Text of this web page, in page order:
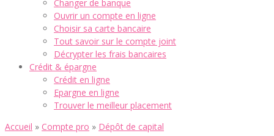
Changer de banque
Ouvrir un compte en ligne
Choisir sa carte bancaire
Tout savoir sur le compte joint
Décrypter les frais bancaires
Crédit & épargne
Crédit en ligne
Epargne en ligne
Trouver le meilleur placement
Accueil » Compte pro » Dépôt de capital